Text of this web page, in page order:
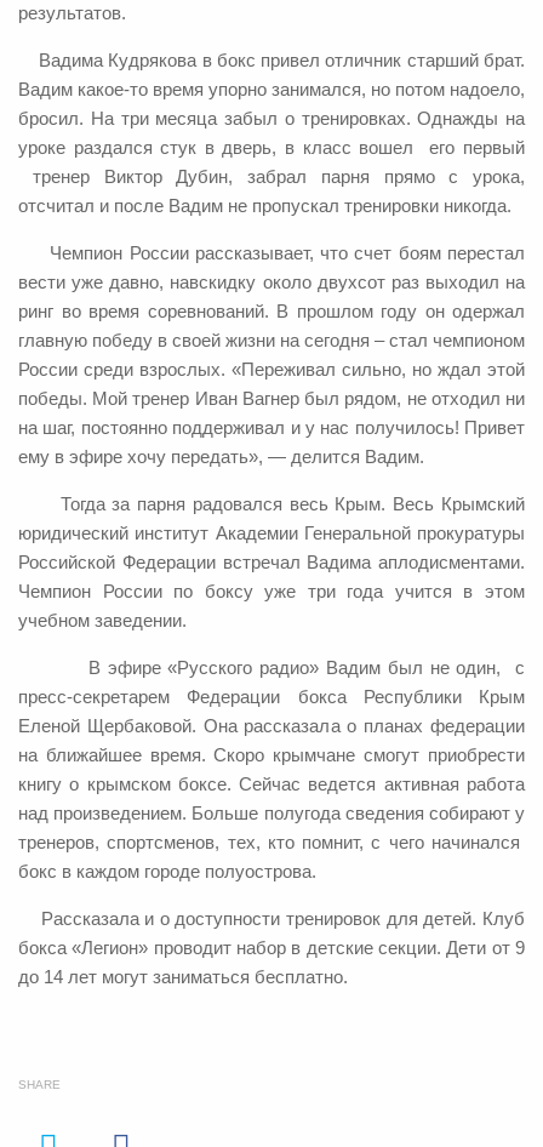
результатов.
Вадима Кудрякова в бокс привел отличник старший брат.
Вадим какое-то время упорно занимался, но потом надоело,
бросил. На три месяца забыл о тренировках. Однажды на
уроке раздался стук в дверь, в класс вошел его первый
тренер Виктор Дубин, забрал парня прямо с урока,
отсчитал и после Вадим не пропускал тренировки никогда.
Чемпион России рассказывает, что счет боям перестал
вести уже давно, навскидку около двухсот раз выходил на
ринг во время соревнований. В прошлом году он одержал
главную победу в своей жизни на сегодня – стал чемпионом
России среди взрослых. «Переживал сильно, но ждал этой
победы. Мой тренер Иван Вагнер был рядом, не отходил ни
на шаг, постоянно поддерживал и у нас получилось! Привет
ему в эфире хочу передать», — делится Вадим.
Тогда за парня радовался весь Крым. Весь Крымский
юридический институт Академии Генеральной прокуратуры
Российской Федерации встречал Вадима аплодисментами.
Чемпион России по боксу уже три года учится в этом
учебном заведении.
В эфире «Русского радио» Вадим был не один, с
пресс-секретарем Федерации бокса Республики Крым
Еленой Щербаковой. Она рассказала о планах федерации
на ближайшее время. Скоро крымчане смогут приобрести
книгу о крымском боксе. Сейчас ведется активная работа
над произведением. Больше полугода сведения собирают у
тренеров, спортсменов, тех, кто помнит, с чего начинался
бокс в каждом городе полуострова.
Рассказала и о доступности тренировок для детей. Клуб
бокса «Легион» проводит набор в детские секции. Дети от 9
до 14 лет могут заниматься бесплатно.
SHARE